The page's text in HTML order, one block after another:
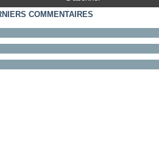
COMMENTAIRES